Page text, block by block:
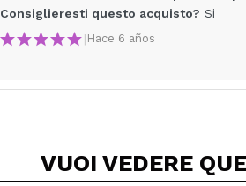
Condividi un
Consiglieresti questo acquisto? Si
| Hace 6 años
VUOI VEDERE